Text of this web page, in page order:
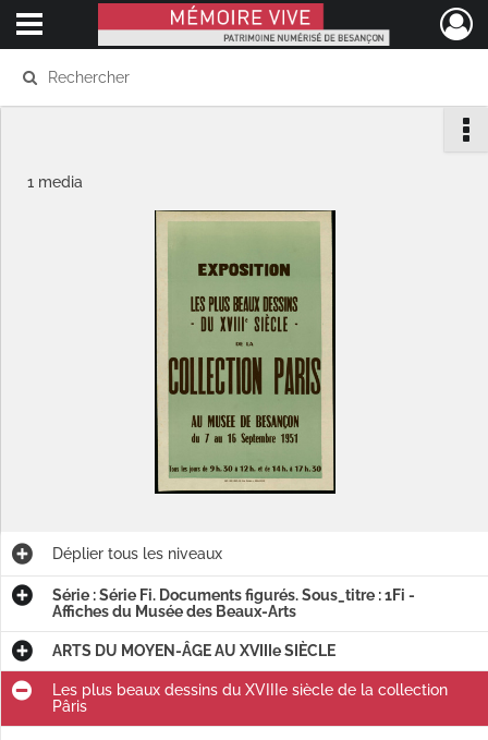
Mémoire Vive patrimoine numérisé de Besançon
Ouvrir le menu déroulant
1 media
Déplier tous les niveaux
Série : Série Fi. Documents figurés. Sous_titre : 1Fi -
Affiches du Musée des Beaux-Arts
ARTS DU MOYEN-ÂGE AU XVIIIe SIÈCLE
Les plus beaux dessins du XVIIIe siècle de la collection
Pâris